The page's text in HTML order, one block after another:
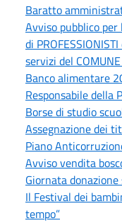
Baratto
Avviso pubblico
di
servizi del
Banco alimentare
Responsabile della
Borse di studio
Assegnazione dei
Piano
Avviso vendita
Giornata donazione
Il Festival dei
tempo”